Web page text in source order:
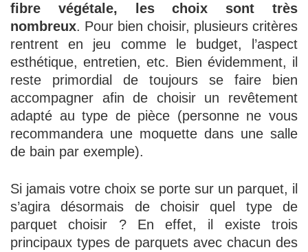
fibre végétale, les choix sont très
nombreux. Pour bien choisir, plusieurs critères
rentrent en jeu comme le budget, l’aspect
esthétique, entretien, etc. Bien évidemment, il
reste primordial de toujours se faire bien
accompagner afin de choisir un revêtement
adapté au type de pièce (personne ne vous
recommandera une moquette dans une salle
de bain par exemple).
Si jamais votre choix se porte sur un parquet, il
s’agira désormais de choisir quel type de
parquet choisir ? En effet, il existe trois
principaux types de parquets avec chacun des